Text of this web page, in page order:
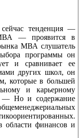
тенденция —
МВА — проявится в
МВА слушатель
программы он
и сравнивает ее
других школ, он
которые в большей
и карьерному
— Но и содержание
области финансов и